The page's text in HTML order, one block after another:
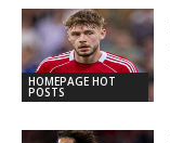
HOMEPAGE HOT
POSTS